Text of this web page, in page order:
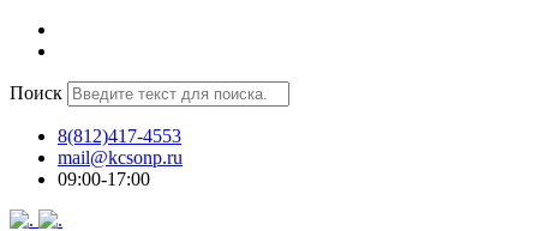
Поиск
8(812)417-4553
mail@kcsonp.ru
09:00-17:00